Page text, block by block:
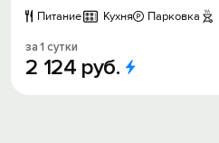
Питание
Кухня Парковка
за 1 сутки
2 124 руб.